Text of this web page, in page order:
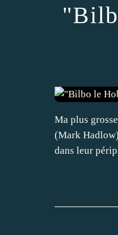
Ma plus
(Mark
dans leur